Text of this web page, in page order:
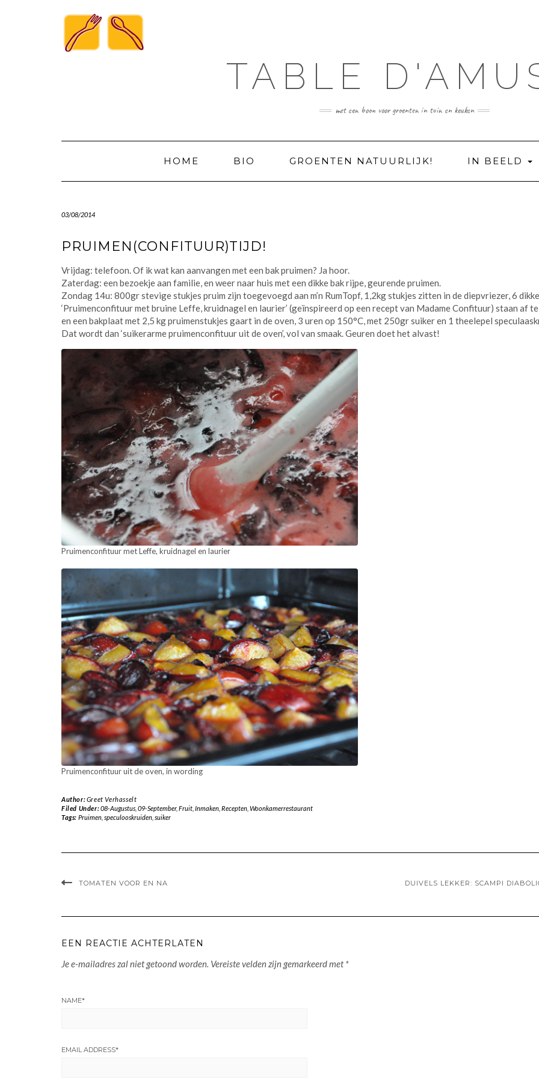
TABLE
met een boon voor groenten in tuin en keuken
HOME BIO GROENTEN NATUURLIJK! IN BEELD
03/08/2014
PRUIMEN(CONFITUUR)TIJD!
Vrijdag: telefoon. Of ik wat kan aanvangen met een bak pruimen? Ja hoor.
Zaterdag: een bezoekje aan familie, en weer naar huis met een dikke bak rijpe, geurende pruimen.
Zondag 14u: 800gr stevige stukjes pruim zijn toegevoegd aan m’n RumTopf, 1,2kg stukjes zitten in de diepvriezer, 6
‘Pruimenconfituur met bruine Leffe, kruidnagel en laurier’ (geïnspireerd op een recept van Madame Confituur) staan af
en een bakplaat met 2,5 kg pruimenstukjes gaart in de oven, 3 uren op 150°C, met 250gr suiker en 1 theelepel
Dat wordt dan ‘suikerarme pruimenconfituur uit de oven’, vol van smaak. Geuren doet het alvast!
Pruimenconfituur met Leffe, kruidnagel en laurier
Pruimenconfituur uit de oven, in wording
Author:Greet Verhasselt
Filed Under:08-Augustus, 09-September, Fruit, Inmaken, Recepten, Woonkamerrestaurant
Tags: Pruimen, speculooskruiden, suiker
TOMATEN VOOR EN NA DUIVELS LEKKER: SCAMPI
EEN REACTIE ACHTERLATEN
Je e-mailadres zal niet getoond worden. Vereiste velden zijn gemarkeerd met*
NAME*
EMAIL ADDRESS*